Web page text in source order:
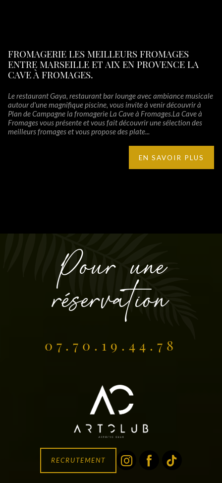
FROMAGERIE LES MEILLEURS FROMAGES
ENTRE MARSEILLE ET AIX EN PROVENCE LA
CAVE À FROMAGES.
Le restaurant Gaya, restaurant bar lounge avec ambiance musicale
autour d'une magnifique piscine, vous invite à venir découvrir à
Plan de Campagne la fromagerie La Cave à Fromages.La Cave à
Fromages vous présente et vous fait découvrir une sélection des
meilleurs fromages et vous propose des plate...
EN SAVOIR PLUS
Pour une
réservation
07.70.19.44.78
RECRUTEMENT